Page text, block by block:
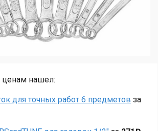
нашел:
для точных работ 6 предметов за